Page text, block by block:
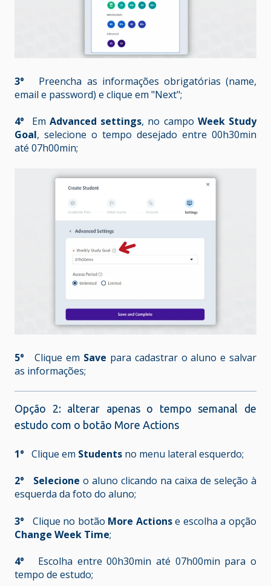
3º Preencha as informações obrigatórias (name,
email e password) e clique em "Next";
4º Em Advanced settings, no campo Week Study
Goal, selecione o tempo desejado entre 00h30min
até 07h00min;
5ºClique em Save para cadastrar o aluno e salvar
as informações;
Opção 2: alterar apenas o tempo semanal de
estudo com o botão More Actions
1º Clique em Students no menu lateral esquerdo;
2º Selecione o aluno clicando na caixa de seleção à
esquerda da foto do aluno;
3º Clique no botão More Actionse escolha a opção
Change Week Time;
4º Escolha entre 00h30min até 07h00min para o
tempo de estudo;